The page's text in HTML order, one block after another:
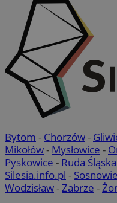
Bytom - Chorzów-
Mikołów- Mysłowice -
Pyskowice - Ruda Śląska
Silesia.info.pl -
Wodzisław-Zabrze -